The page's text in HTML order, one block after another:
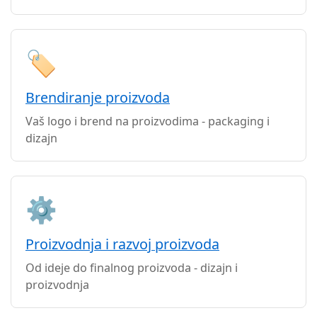
🏷️
Brendiranje proizvoda
Vaš logo i brend na proizvodima - packaging i
dizajn
⚙️
Proizvodnja i razvoj proizvoda
Od ideje do finalnog proizvoda - dizajn i
proizvodnja